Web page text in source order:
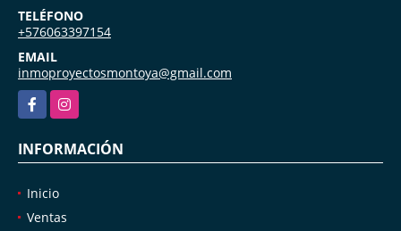
TELÉFONO
+576063397154
EMAIL
inmoproyectosmontoya@gmail.com
FacebookInstagram
INFORMACIÓN
Inicio
Ventas